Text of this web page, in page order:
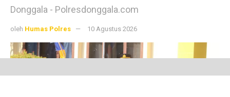
Donggala - Polresdonggala.com
oleh Humas Polres 10 Agustus 2026